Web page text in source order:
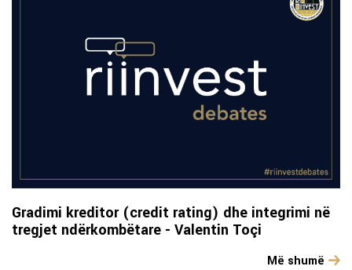
Gradimi kreditor (credit rating) dhe integrimi në
tregjet ndërkombëtare - Valentin Toçi
Më shumë